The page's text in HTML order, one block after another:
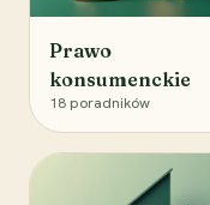
Prawo
konsumenckie
18 poradników